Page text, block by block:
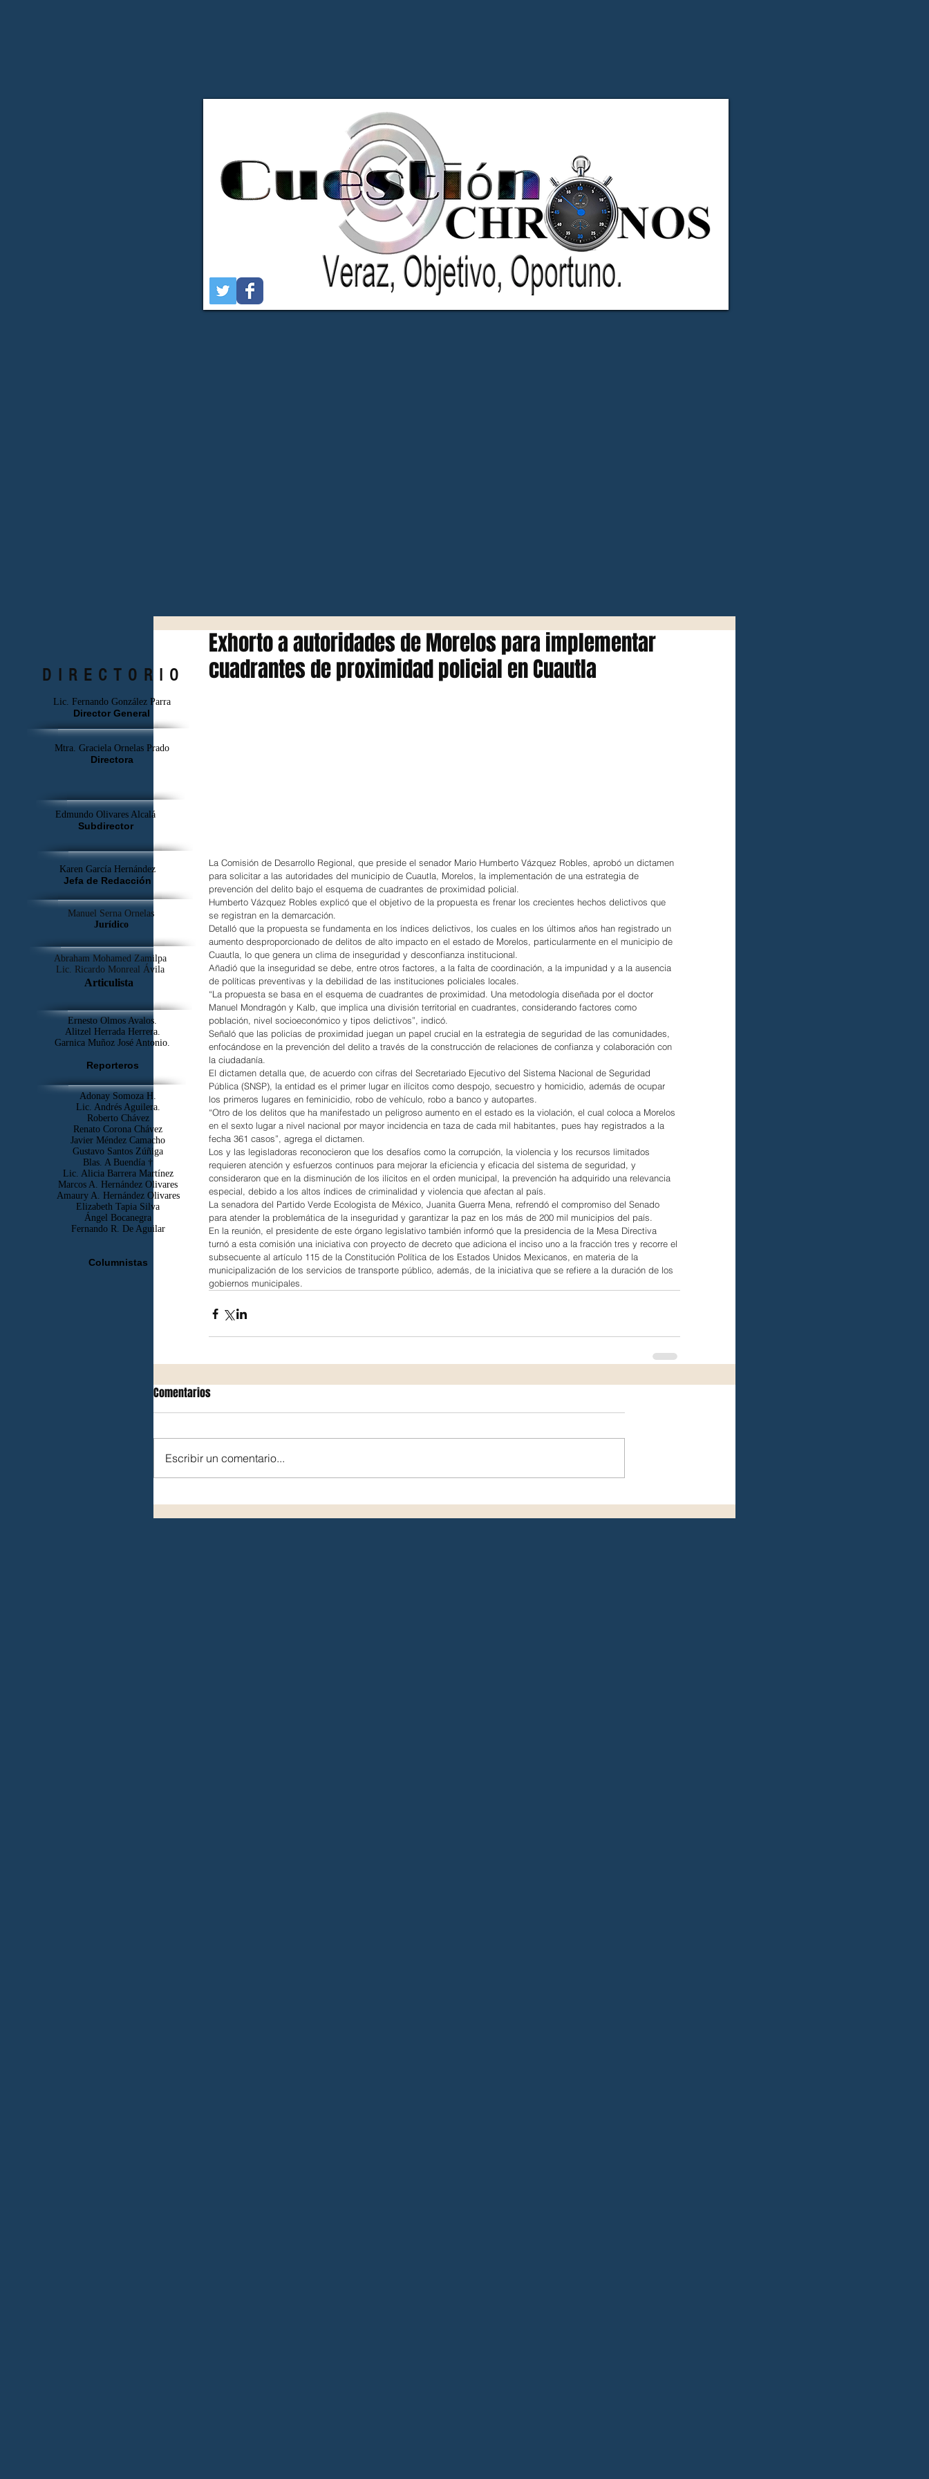
Exhorto a autoridades de Morelos para implementar
cuadrantes de proximidad policial en Cuautla
La Comisión de Desarrollo Regional, que preside el senador Mario Humberto Vázquez Robles, aprobó un dictamen
para solicitar a las autoridades del municipio de Cuautla, Morelos, la implementación de una estrategia de
prevención del delito bajo el esquema de cuadrantes de proximidad policial.
Humberto Vázquez Robles explicó que el objetivo de la propuesta es frenar los crecientes hechos delictivos que
se registran en la demarcación.
Detalló que la propuesta se fundamenta en los índices delictivos, los cuales en los últimos años han registrado un
aumento desproporcionado de delitos de alto impacto en el estado de Morelos, particularmente en el municipio de
Cuautla, lo que genera un clima de inseguridad y desconfianza institucional.
Añadió que la inseguridad se debe, entre otros factores, a la falta de coordinación, a la impunidad y a la ausencia
de políticas preventivas y la debilidad de las instituciones policiales locales.
“La propuesta se basa en el esquema de cuadrantes de proximidad. Una metodología diseñada por el doctor
Manuel Mondragón y Kalb, que implica una división territorial en cuadrantes, considerando factores como
población, nivel socioeconómico y tipos delictivos”, indicó.
Señaló que las policías de proximidad juegan un papel crucial en la estrategia de seguridad de las comunidades,
enfocándose en la prevención del delito a través de la construcción de relaciones de confianza y colaboración con
la ciudadanía.
El dictamen detalla que, de acuerdo con cifras del Secretariado Ejecutivo del Sistema Nacional de Seguridad
Pública (SNSP), la entidad es el primer lugar en ilícitos como despojo, secuestro y homicidio, además de ocupar
los primeros lugares en feminicidio, robo de vehículo, robo a banco y autopartes.
“Otro de los delitos que ha manifestado un peligroso aumento en el estado es la violación, el cual coloca a Morelos
en el sexto lugar a nivel nacional por mayor incidencia en taza de cada mil habitantes, pues hay registrados a la
fecha 361 casos”, agrega el dictamen.
Los y las legisladoras reconocieron que los desafíos como la corrupción, la violencia y los recursos limitados
requieren atención y esfuerzos continuos para mejorar la eficiencia y eficacia del sistema de seguridad, y
consideraron que en la disminución de los ilícitos en el orden municipal, la prevención ha adquirido una relevancia
especial, debido a los altos índices de criminalidad y violencia que afectan al país.
La senadora del Partido Verde Ecologista de México, Juanita Guerra Mena, refrendó el compromiso del Senado
para atender la problemática de la inseguridad y garantizar la paz en los más de 200 mil municipios del país.
En la reunión, el presidente de este órgano legislativo también informó que la presidencia de la Mesa Directiva
turnó a esta comisión una iniciativa con proyecto de decreto que adiciona el inciso uno a la fracción tres y recorre el
subsecuente al artículo 115 de la Constitución Política de los Estados Unidos Mexicanos, en materia de la
municipalización de los servicios de transporte público, además, de la iniciativa que se refiere a la duración de los
gobiernos municipales.
Comentarios
Escribir un comentario...
DIRECTORIO
Lic. Fernando González Parra
Director General
Mtra. Graciela Ornelas Prado
Directora
Edmundo Olivares Alcalá
Subdirector
Karen García Hernández
Jefa de Redacción
Manuel Serna Ornelas
Jurídico
Abraham Mohamed Zamilpa
Lic. Ricardo Monreal Ávila
Articulista
Ernesto Olmos Avalos.
Alitzel Herrada Herrera.
Garnica Muñoz José Antonio.
Reporteros
Adonay Somoza H.
Lic. Andrés Aguilera.
Roberto Chávez
Renato Corona Chávez
Javier Méndez Camacho
Gustavo Santos Zúñiga
Blas. A Buendía †
​Lic. Alicia Barrera Martínez
Marcos A. Hernández Olivares
Amaury A. Hernández Olivares
Elizabeth Tapia Silva
Ángel Bocanegra
Fernando R. De Aguilar
Columnistas